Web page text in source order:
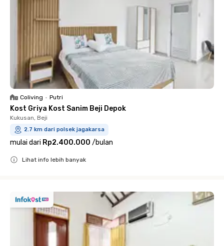
Coliving • Putri
Kost Griya Kost Sanim Beji Depok
Kukusan, Beji
2.7 km dari polsek jagakarsa
mulai dari Rp2.400.000 /bulan
Lihat info lebih banyak